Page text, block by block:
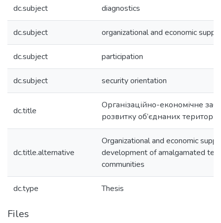
dc.subject diagnostics
dc.subject organizational and economic
dc.subject participation
dc.subject security orientation
dc.title
Організаційно-економічне
розвитку об’єднаних
dc.title.alternative
Organizational and economic
development of amalgamated
communities
dc.type Thesis
Files